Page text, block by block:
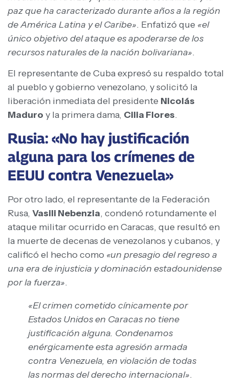
paz que ha caracterizado durante años a la región
de América Latina y el Caribe». Enfatizó que «el
único objetivo del ataque es apoderarse de los
recursos naturales de la nación bolivariana».
El representante de Cuba expresó su respaldo total
al pueblo y gobierno venezolano, y solicitó la
liberación inmediata del presidente Nicolás
Maduro y la primera dama, Cilia Flores.
Rusia: «No hay justificación
alguna para los crímenes de
EEUU contra Venezuela»
Por otro lado, el representante de la Federación
Rusa, Vasili Nebenzia, condenó rotundamente el
ataque militar ocurrido en Caracas, que resultó en
la muerte de decenas de venezolanos y cubanos, y
calificó el hecho como «un presagio del regreso a
una era de injusticia y dominación estadounidense
por la fuerza».
«El crimen cometido cínicamente por
Estados Unidos en Caracas no tiene
justificación alguna. Condenamos
enérgicamente esta agresión armada
contra Venezuela, en violación de todas
las normas del derecho internacional».